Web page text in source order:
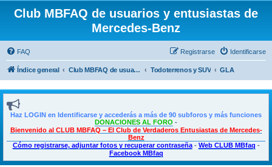
Club MBFAQ de usuarios y entusiastas de
Mercedes-Benz
FAQ Identificarse
Registrarse
Índice general Club MBFAQ de usuarios y entusiastas de Mercedes Benz Todoterrenos y SUV GLA
Haz LOGIN en Identificarse y accederás a más de 90 subforos y más funciones
DONACIONES AL FORO -
Bienvenido al CLUB MBFAQ – El Club de Verdaderos Entusiastas de Mercedes-
Benz
Cómo registrarse, adjuntar fotos y recuperar contraseña- Web CLUB MBfaq -
Facebook MBfaq